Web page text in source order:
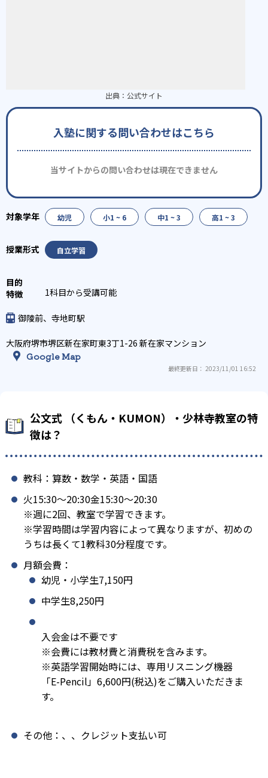
出典： 公式サイト
入塾に関する問い合わせはこちら
当サイトからの問い合わせは現在できません
幼児 小1 ~ 6 中1 ~ 3 高1 ~ 3
自立学習
1科目から受講可能
御陵前、寺地町駅
大阪府堺市堺区新在家町東3丁1-26 新在家マンション
Google Map
最終更新日： 2023/11/01 16:52
公文式 （くもん・KUMON）・少林寺教室の特
徴は？
教科：算数・数学・英語・国語
火15:30〜20:30金15:30〜20:30
※週に2回、教室で学習できます。
※学習時間は学習内容によって異なりますが、初めの
うちは長くて1教科30分程度です。
月額会費：
幼児・小学生7,150円
中学生8,250円
入会金は不要です
※会費には教材費と消費税を含みます。
※英語学習開始時には、専用リスニング機器
「E-Pencil」6,600円(税込)をご購入いただきま
す。
その他：、、クレジット支払い可